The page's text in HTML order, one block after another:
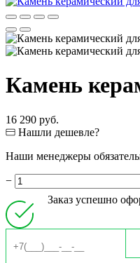
Камень
16 290 руб.
Нашли дешевле?
Наши менеджеры
−
Заказ успешно